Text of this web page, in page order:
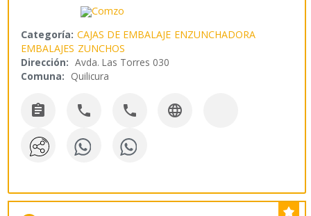
Categoría: CAJAS DE EMBALAJE ENZUNCHADORA
EMBALAJES ZUNCHOS
Dirección: Avda. Las Torres 030
Comuna: Quilicura
   